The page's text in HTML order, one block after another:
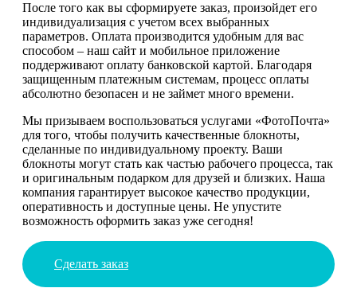
После того как вы сформируете заказ, произойдет его
индивидуализация с учетом всех выбранных
параметров. Оплата производится удобным для вас
способом – наш сайт и мобильное приложение
поддерживают оплату банковской картой. Благодаря
защищенным платежным системам, процесс оплаты
абсолютно безопасен и не займет много времени.
Мы призываем воспользоваться услугами «ФотоПочта»
для того, чтобы получить качественные блокноты,
сделанные по индивидуальному проекту. Ваши
блокноты могут стать как частью рабочего процесса, так
и оригинальным подарком для друзей и близких. Наша
компания гарантирует высокое качество продукции,
оперативность и доступные цены. Не упустите
возможность оформить заказ уже сегодня!
Сделать заказ